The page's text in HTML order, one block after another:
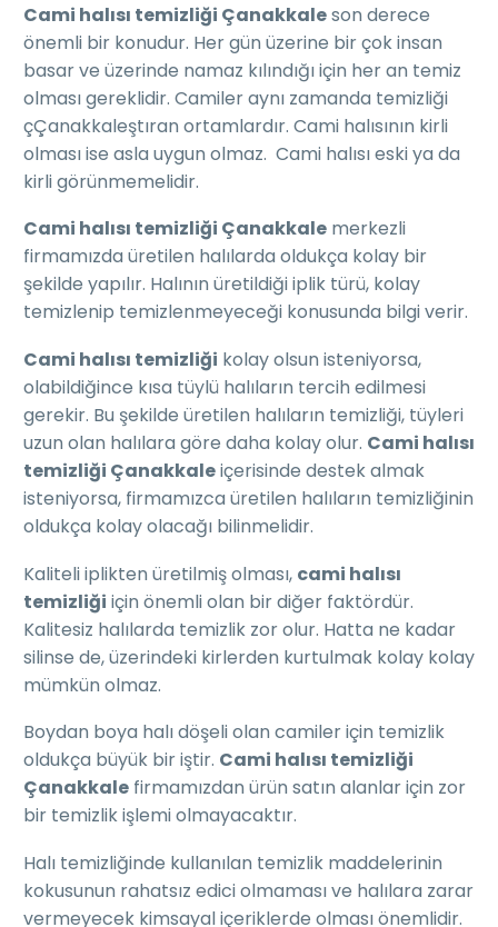
Cami halısı temizliği Çanakkaleson derece
önemli bir konudur. Her gün üzerine bir çok insan
basar ve üzerinde namaz kılındığı için her an temiz
olması gereklidir. Camiler aynı zamanda temizliği
çÇanakkaleştıran ortamlardır. Cami halısının kirli
olması ise asla uygun olmaz. Cami halısı eski ya da
kirli görünmemelidir.
Cami halısı temizliği Çanakkale merkezli
firmamızda üretilen halılarda oldukça kolay bir
şekilde yapılır. Halının üretildiği iplik türü, kolay
temizlenip temizlenmeyeceği konusunda bilgi verir.
Cami halısı temizliği kolay olsun isteniyorsa,
olabildiğince kısa tüylü halıların tercih edilmesi
gerekir. Bu şekilde üretilen halıların temizliği, tüyleri
uzun olan halılara göre daha kolay olur. Cami halısı
temizliği Çanakkaleiçerisinde destek almak
isteniyorsa, firmamızca üretilen halıların temizliğinin
oldukça kolay olacağı bilinmelidir.
Kaliteli iplikten üretilmiş olması, cami halısı
temizliği için önemli olan bir diğer faktördür.
Kalitesiz halılarda temizlik zor olur. Hatta ne kadar
silinse de, üzerindeki kirlerden kurtulmak kolay kolay
mümkün olmaz.
Boydan boya halı döşeli olan camiler için temizlik
oldukça büyük bir iştir. Cami halısı temizliği
Çanakkale firmamızdan ürün satın alanlar için zor
bir temizlik işlemi olmayacaktır.
Halı temizliğinde kullanılan temizlik maddelerinin
kokusunun rahatsız edici olmaması ve halılara zarar
vermeyecek kimsayal içeriklerde olması önemlidir.